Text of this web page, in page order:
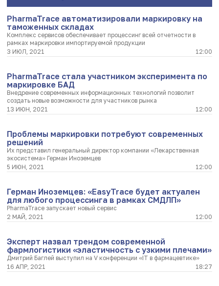
PharmaTrace автоматизировали маркировку на
таможенных складах
Комплекс сервисов обеспечивает процессинг всей отчетности в
рамках маркировки импортируемой продукции
3 ИЮЛ, 2021
12:00
PharmaTrace стала участником эксперимента по
маркировке БАД
Внедрение современных информационных технологий позволит
создать новые возможности для участников рынка
13 ИЮН, 2021
12:00
Проблемы маркировки потребуют современных
решений
Их представил генеральный директор компании «Лекарственная
экосистема» Герман Иноземцев
5 ИЮН, 2021
12:00
Герман Иноземцев: «EasyTrace будет актуален
для любого процессинга в рамках СМДЛП»
PharmaTrace запускает новый сервис
2 МАЙ, 2021
12:00
Эксперт назвал трендом современной
фармлогистики «эластичность с узкими плечами»
Дмитрий Баглей выступил на V конференции «IT в фармацевтике»
16 АПР, 2021
18:27